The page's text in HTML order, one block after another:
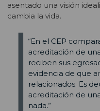
asentado una visión
cambia la vida.
“En el CEP
acreditación de
reciben sus
evidencia de que
relacionados. Es
acreditación de
nada.”